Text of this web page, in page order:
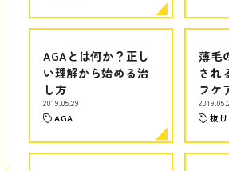
AGAとは何か？正し
い理解から始める治
し方
2019.05.29
AGA
薄毛
され
フケ
抜